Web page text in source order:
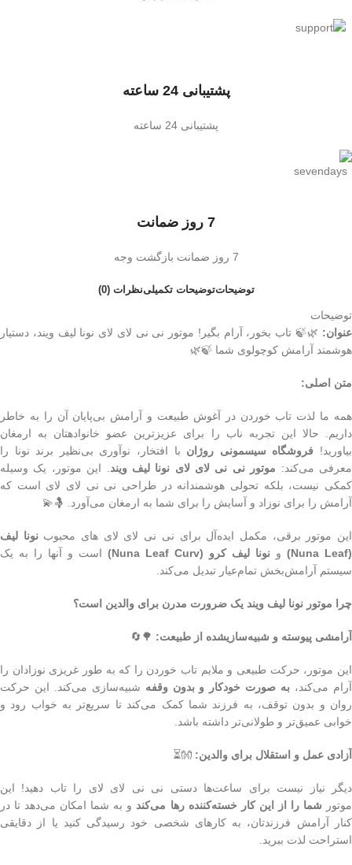
پشتیبانی 24 ساعته
پشتیبانی 24 ساعته
7 روز ضمانت
7 روز ضمانت بازگشت وجه
توضیحاتتوضیحات تکمیلینظرات (0)
توضیحات
عنوان: 🌿🍃 تاب بخور، آرام بگیر! موتور نی نی لای لای نونا لیف ویند، دستیار
هوشمند آرامش کوچولوی شما 🍃🌿
متن اصلی:
همه ما لذت تاب خوردن در آغوش طبیعت و آرامش بی‌پایان آن را به خاطر
داریم. حالا این تجربه ناب را برای عزیزترین عضو خانوادهتان به ارمغان
بیاورید! فروشگاه سیسمونی روژان با افتخار، نوآوری بی‌نظیر برند نونا را
معرفی می‌کند: موتور نی نی لای لای نونا لیف ویند . این موتور، یک وسیله
کمکی نیست، بلکه تحولی هوشمندانه در طراحی نی نی لای لای است که
آرامش را برای نوزاد و آسایش را برای شما به ارمغان می‌آورد. 🤱💫
این موتور برقی، مکمل ایده‌آل برای نی نی لای لای های محبوبنونا لیف
(Nuna Leaf)
و نونا لیف کرو (Nuna Leaf Curv)
است و آنها را به یک
سیستم آرامش‌بخش تمام‌عیار تبدیل می‌کند.
چرا موتور نونا لیف ویند یک ضرورت مدرن برای والدین است؟
آرامشی پیوسته و شبیه‌سازیشده از طبیعت: 🌳🔄
این موتور، حرکت طبیعی و ملایم تاب خوردن را که به طور غریزی نوزادان را
آرام می‌کند، به صورت خودکار و بدون وقفه شبیه‌سازی می‌کند. این حرکت
روان و بدون توقف، به فرزند شما کمک می‌کند تا سریع‌تر به خواب رود و
خوابی عمیق‌تر و طولانی‌تر داشته باشد.
آزادی عمل و استقلال برای والدین: 👐⏳
دیگر نیاز نیست برای ساعت‌ها دستی نی نی لای لای را تاب دهید! این
موتور شما را از این کار خسته‌کننده رها می‌کند و به شما امکان می‌دهد تا در
کنار آرامش فرزندتان، به کارهای شخصی خود رسیدگی کنید یا از دقایقی
استراحت لذت ببرید.